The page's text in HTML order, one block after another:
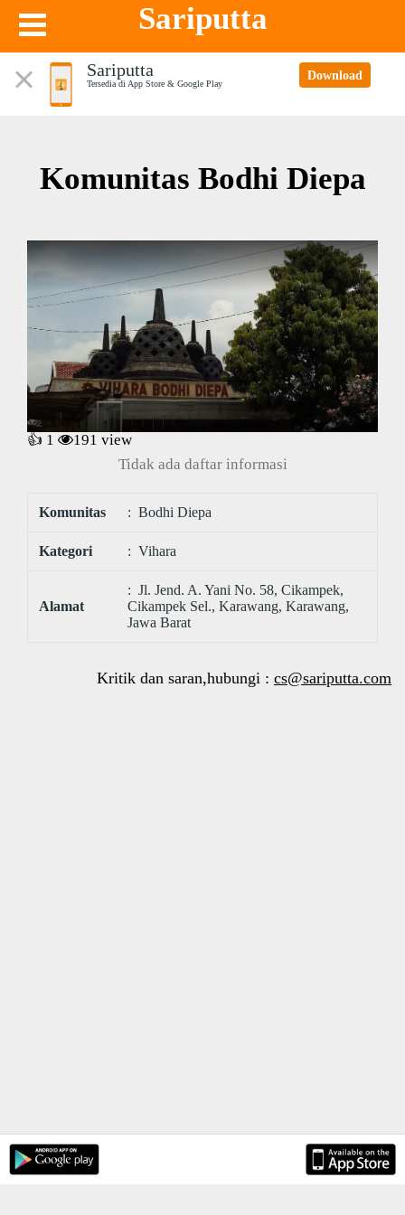
Sariputta
Sariputta
Tersedia di App Store & Google Play
Download
Komunitas Bodhi Diepa
👍 1 191 view
Tidak ada daftar informasi
Komunitas : Bodhi Diepa
Kategori : Vihara
Alamat
: Jl. Jend. A. Yani No. 58, Cikampek,
Cikampek Sel., Karawang, Karawang,
Jawa Barat
Kritik dan saran,hubungi : cs@sariputta.com